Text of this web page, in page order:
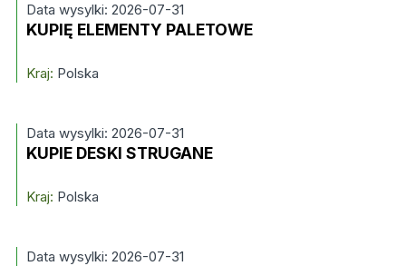
Data wysylki: 2026-07-31
KUPIĘ ELEMENTY PALETOWE
Kraj: Polska
Data wysylki: 2026-07-31
KUPIE DESKI STRUGANE
Kraj: Polska
Data wysylki: 2026-07-31